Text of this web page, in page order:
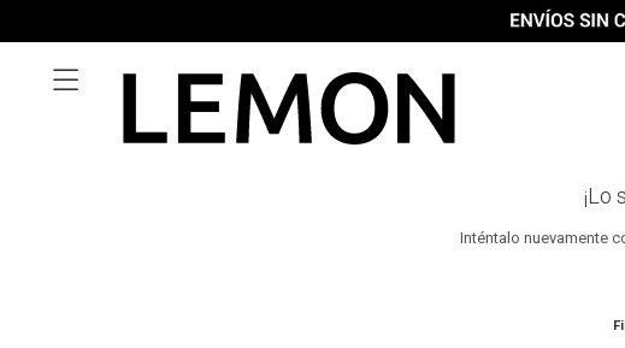

¡Lo
Inténtalo nuevamente